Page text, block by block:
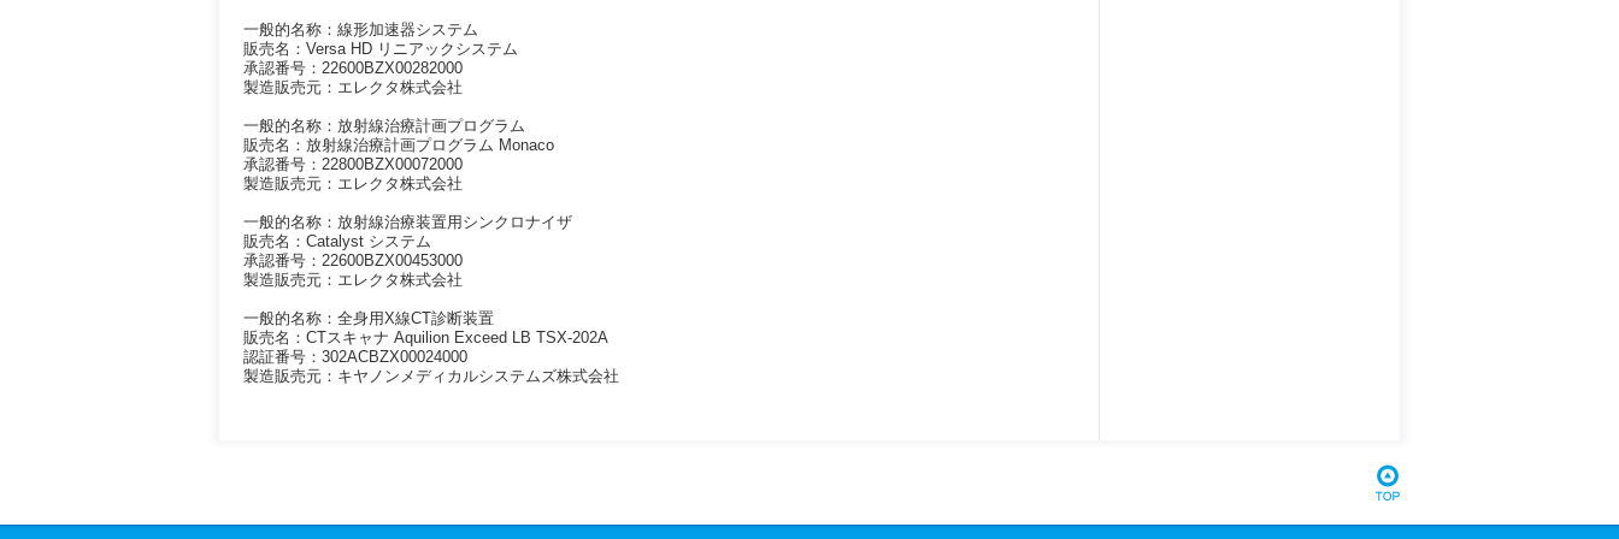
一般的名称：線形加速器システム
販売名：Versa HD リニアックシステム
承認番号：22600BZX00282000
製造販売元：エレクタ株式会社
一般的名称：放射線治療計画プログラム
販売名：放射線治療計画プログラム Monaco
承認番号：22800BZX00072000
製造販売元：エレクタ株式会社
一般的名称：放射線治療装置用シンクロナイザ
販売名：Catalyst システム
承認番号：22600BZX00453000
製造販売元：エレクタ株式会社
一般的名称：全身用X線CT診断装置
販売名：CTスキャナ Aquilion Exceed LB TSX-202A
認証番号：302ACBZX00024000
製造販売元：キヤノンメディカルシステムズ株式会社